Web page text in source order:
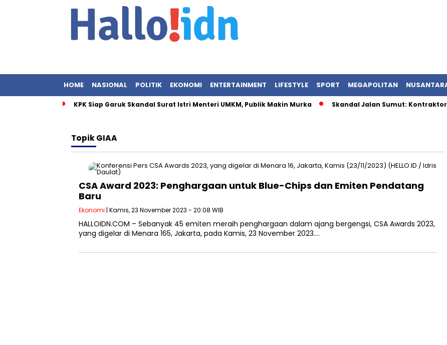
HOME NASIONAL POLITIK EKONOMI ENTERTAINMENT LIFESTYLE SPORT MEGAPOLITAN
KPK Siap Garuk Skandal Surat Istri Menteri UMKM, Publik Makin Murka Skandal Jalan Sumut:
TopikGIAA
CSA Award 2023: Penghargaan untuk Blue-Chips dan Emiten Pendatang
Baru
Ekonomi | Kamis, 23 November 2023 - 20:08 WIB
HALLOIDN.COM – Sebanyak 45 emiten meraih penghargaan dalam ajang bergengsi, CSA Awards 2023,
yang digelar di Menara 165, Jakarta, pada Kamis, 23 November 2023….